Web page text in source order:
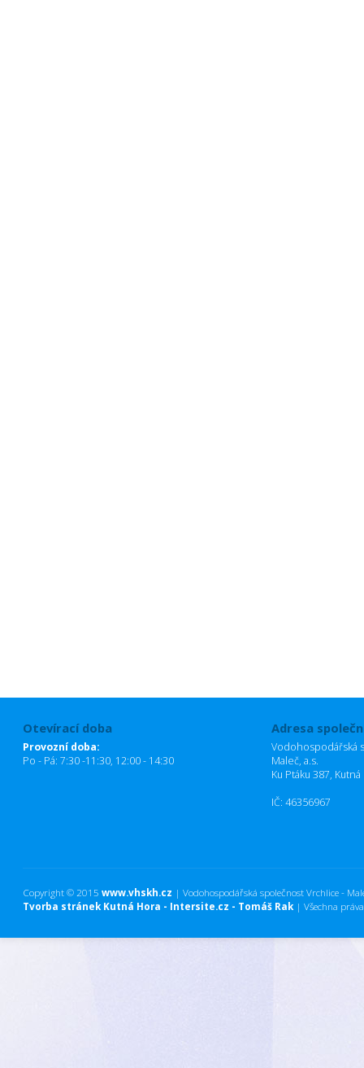
Otevírací doba
Provozní doba:
Po - Pá: 7:30 -11:30, 12:00 - 14:30
Adresa
Vodohospodářská
Maleč, a.s.
Ku Ptáku 387,
IČ: 46356967
Copyright © 2015 www.vhskh.cz | Vodohospodářská společnost Vrchlice -
Tvorba stránek Kutná Hora - Intersite.cz - Tomáš Rak | Všechna